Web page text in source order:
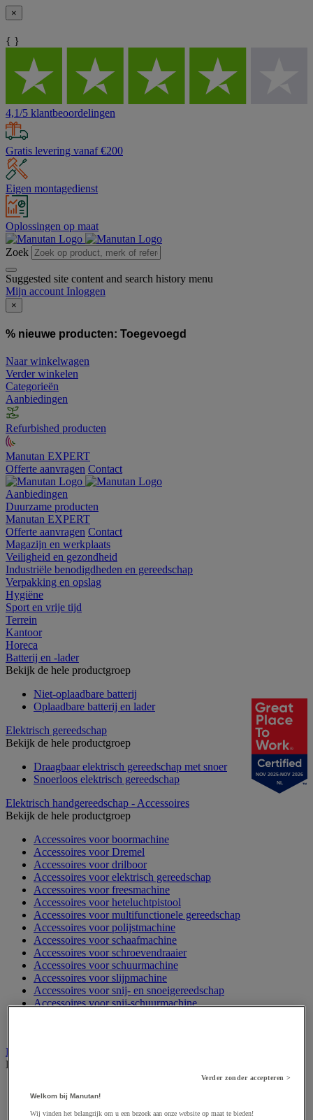
×
{ }
4,1/5 klantbeoordelingen
Gratis levering vanaf €200
Eigen montagedienst
Oplossingen op maat
Zoek
Suggested site content and search history menu
Mijn account Inloggen
×
% nieuwe producten: Toegevoegd
Naar winkelwagen
Verder winkelen
Categorieën
Aanbiedingen
Refurbished producten
Manutan EXPERT
Offerte aanvragen Contact
Aanbiedingen
Duurzame producten
Manutan EXPERT
Offerte aanvragen Contact
Magazijn en werkplaats
Veiligheid en gezondheid
Industriële benodigdheden en gereedschap
Verpakking en opslag
Hygiëne
Sport en vrije tijd
Terrein
Kantoor
Horeca
Batterij en -lader
Bekijk de hele productgroep
Niet-oplaadbare batterij
Oplaadbare batterij en lader
Elektrisch gereedschap
Bekijk de hele productgroep
Draagbaar elektrisch gereedschap met snoer
Snoerloos elektrisch gereedschap
Elektrisch handgereedschap - Accessoires
Bekijk de hele productgroep
Accessoires voor boormachine
Accessoires voor Dremel
Accessoires voor drilboor
Accessoires voor elektrisch gereedschap
Accessoires voor freesmachine
Accessoires voor heteluchtpistool
Accessoires voor multifunctionele gereedschap
Accessoires voor polijstmachine
Accessoires voor schaafmachine
Accessoires voor schroevendraaier
Accessoires voor schuurmachine
Accessoires voor slijpmachine
Accessoires voor snij- en snoeigereedschap
Accessoires voor snij-schuurmachine
Elektrische toebehoren en verlichting
Bekijk de hele productgroep
Batterij, oplader en kabel
Elektrische kabel
NOV 2025-NOV 2026
NL
Verder zonder accepteren >
Welkom bij Manutan!
Wij vinden het belangrijk om u een bezoek aan onze website op maat te bieden!